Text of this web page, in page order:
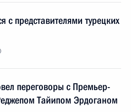
с представителями турецких
переговоры с Премьер-
Тайипом Эрдоганом